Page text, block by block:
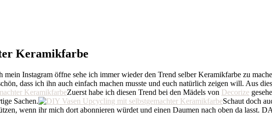
Keramikfarbe
Instagram öffne sehe ich immer wieder den Trend selber Keramikfarbe zu
dass ich ihn auch einfach machen musste und euch natürlich zeigen will. Aus
Zuerst habe ich diesen Trend bei den Mädels von Decorize
Sachen.
Schaut doch
wenn ihr mich dort abonnieren würdet und einen Daumen nach oben da lasst.